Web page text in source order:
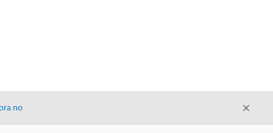
no Cerrar